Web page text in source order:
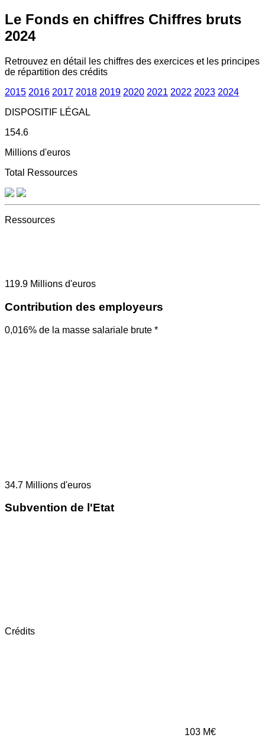
Le Fonds en chiffres Chiffres bruts
2024
Retrouvez en détail les chiffres des exercices et les principes
de répartition des crédits
2015 2016 2017 2018 2019 2020 2021 2022 2023 2024
DISPOSITIF LÉGAL
154.6
Millions d'euros
Total Ressources
Ressources
119.9 Millions d'euros
Contribution des employeurs
0,016% de la masse salariale brute *
34.7 Millions d'euros
Subvention de l'Etat
Crédits
103 M€